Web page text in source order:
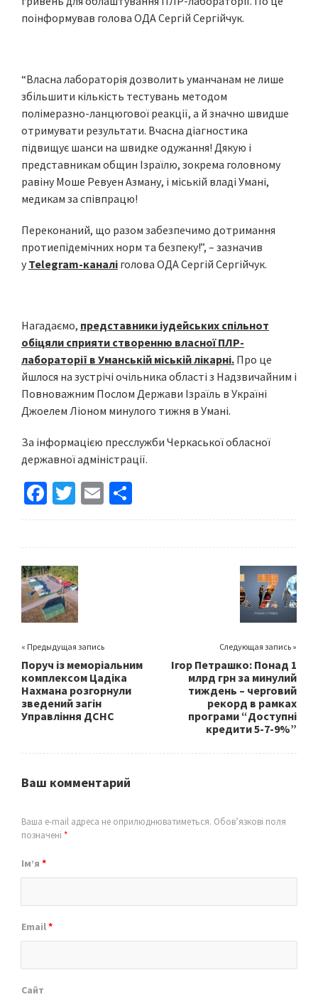
поінформував голова ОДА Сергій Сергійчук.
“Власна лабораторія дозволить уманчанам не лише
збільшити кількість тестувань методом
полімеразно-ланцюгової реакції, а й значно швидше
отримувати результати. Вчасна діагностика
підвищує шанси на швидке одужання! Дякую і
представникам общин Ізраїлю, зокрема головному
равіну Моше Ревуен Азману, і міській владі Умані,
медикам за співпрацю!
Переконаний, що разом забезпечимо дотримання
протиепідемічних норм та безпеку!”, – зазначив
у Telegram-каналі голова ОДА Сергій Сергійчук.
Нагадаємо, представники іудейських спільнот
обіцяли сприяти створенню власної ПЛР-
лабораторії в Уманській міській лікарні. Про це
йшлося на зустрічі очільника області з Надзвичайним і
Повноважним Послом Держави Ізраїль в Україні
Джоелем Ліоном минулого тижня в Умані.
За інформацією пресслужби Черкаської обласної
державної адміністрації.
Fa
ce
o
o
k
T
wi
er
E
m h
« Предыдущая запись
Поруч із меморіальним
комплексом Цадіка
Нахмана розгорнули
зведений загін
Управління ДСНС
Следующая запись »
Ігор Петрашко: Понад 1
млрд грн за минулий
тиждень – черговий
рекорд в рамках
програми “Доступні
кредити 5-7-9%”
Ваш комментарий
Ваша e-mail адреса не оприлюднюватиметься. Обов’язкові поля
позначені *
Ім’я *
Email*
Сайт